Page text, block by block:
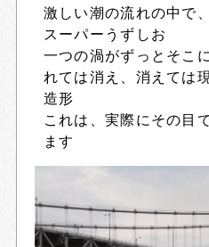
激しい潮の流れの中で
スーパーうずしお
一つの渦がずっとそこ
れては消え、消えては
造形
これは、実際にその目
ます